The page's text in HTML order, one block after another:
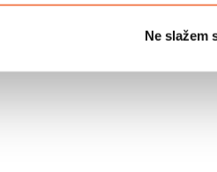
Ne slažem